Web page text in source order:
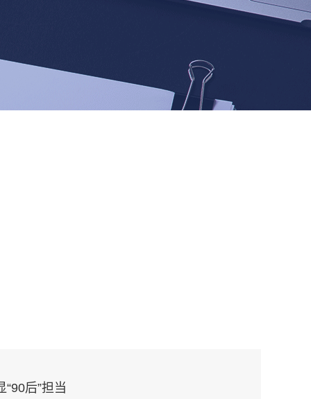
后”担当